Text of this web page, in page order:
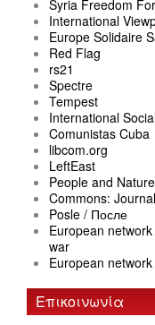
International
Europe Solidaire
Red Flag
rs21
Spectre
Tempest
International
Comunistas Cuba
libcom.org
LeftEast
People and Nature
Commons:
Posle / После
European
war
European
Επικοινωνία